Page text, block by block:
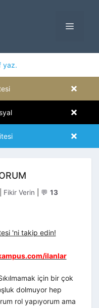
MENÜ
yaz.
×
×
×
Kategoriler
Fikir Verin 💬 13
'ni takip edin!
ilanlar
için bir çok
dolmuyor hep
rol yapıyorum ama